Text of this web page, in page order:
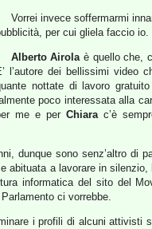
Vorrei invece soffermarmi
per cui gliela faccio io.
Alberto Airolaè quello che,
l’autore dei bellissimi video
nottate di lavoro
poco interessata alla
me e per Chiarac’è
dunque sono senz’altro di
abituata a lavorare in
informatica del sito del
ci vorrebbe.
i profili di alcuni attivisti